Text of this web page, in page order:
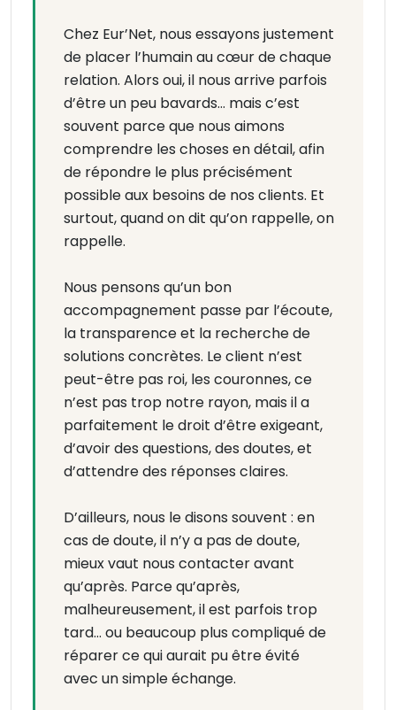
Chez Eur’Net, nous essayons justement
de placer l’humain au cœur de chaque
relation. Alors oui, il nous arrive parfois
d’être un peu bavards… mais c’est
souvent parce que nous aimons
comprendre les choses en détail, afin
de répondre le plus précisément
possible aux besoins de nos clients. Et
surtout, quand on dit qu’on rappelle, on
rappelle.
Nous pensons qu’un bon
accompagnement passe par l’écoute,
la transparence et la recherche de
solutions concrètes. Le client n’est
peut-être pas roi, les couronnes, ce
n’est pas trop notre rayon, mais il a
parfaitement le droit d’être exigeant,
d’avoir des questions, des doutes, et
d’attendre des réponses claires.
D’ailleurs, nous le disons souvent : en
cas de doute, il n’y a pas de doute,
mieux vaut nous contacter avant
qu’après. Parce qu’après,
malheureusement, il est parfois trop
tard… ou beaucoup plus compliqué de
réparer ce qui aurait pu être évité
avec un simple échange.